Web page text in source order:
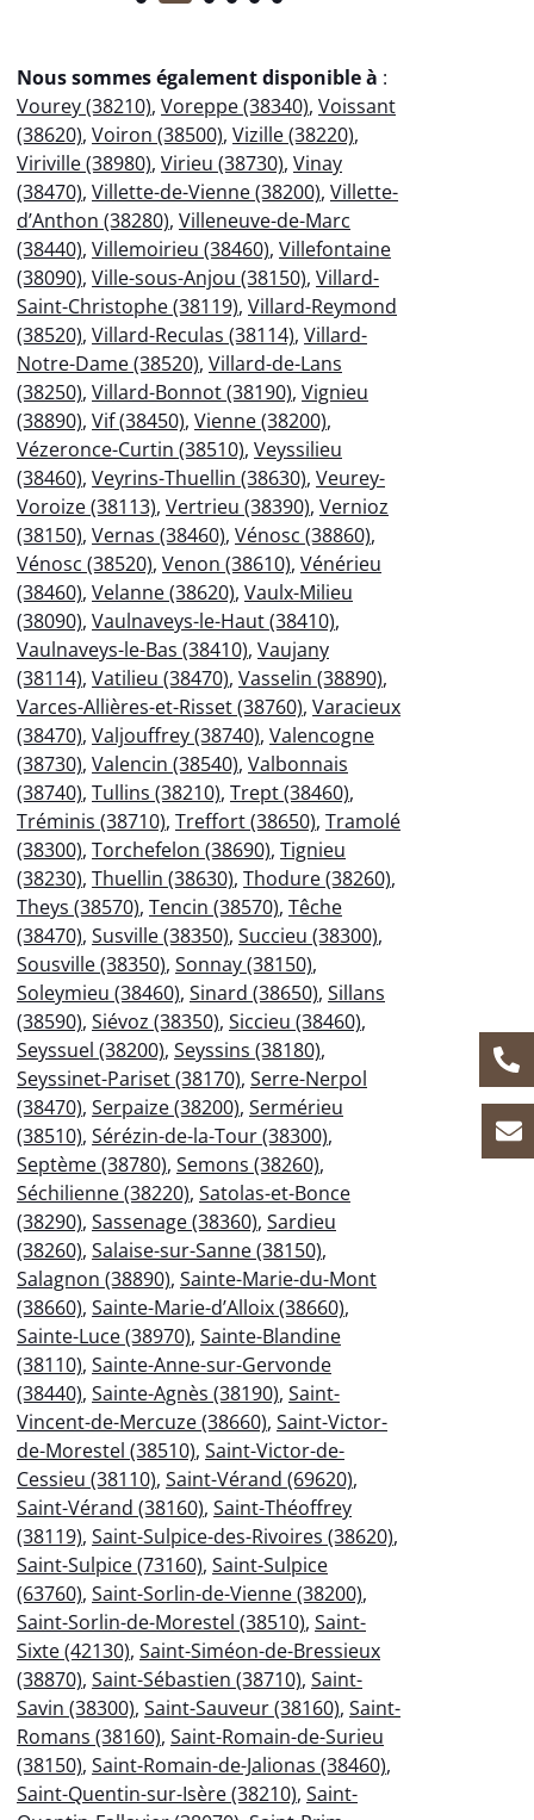
Nous sommes également disponible à :
Vourey (38210), Voreppe (38340), Voissant
(38620), Voiron (38500), Vizille (38220),
Viriville (38980), Virieu (38730), Vinay
(38470), Villette-de-Vienne (38200), Villette-
d’Anthon (38280), Villeneuve-de-Marc
(38440), Villemoirieu (38460), Villefontaine
(38090), Ville-sous-Anjou (38150), Villard-
Saint-Christophe (38119), Villard-Reymond
(38520), Villard-Reculas (38114), Villard-
Notre-Dame (38520), Villard-de-Lans
(38250), Villard-Bonnot (38190), Vignieu
(38890), Vif (38450), Vienne (38200),
Vézeronce-Curtin (38510), Veyssilieu
(38460), Veyrins-Thuellin (38630), Veurey-
Voroize (38113), Vertrieu (38390), Vernioz
(38150), Vernas (38460), Vénosc (38860),
Vénosc (38520), Venon (38610), Vénérieu
(38460), Velanne (38620), Vaulx-Milieu
(38090), Vaulnaveys-le-Haut (38410),
Vaulnaveys-le-Bas (38410), Vaujany
(38114), Vatilieu (38470), Vasselin (38890),
Varces-Allières-et-Risset (38760), Varacieux
(38470), Valjouffrey (38740), Valencogne
(38730), Valencin (38540), Valbonnais
(38740), Tullins (38210), Trept (38460),
Tréminis (38710), Treffort (38650), Tramolé
(38300), Torchefelon (38690), Tignieu
(38230), Thuellin (38630), Thodure (38260),
Theys (38570), Tencin (38570), Têche
(38470), Susville (38350), Succieu (38300),
Sousville (38350), Sonnay (38150),
Soleymieu (38460), Sinard (38650), Sillans
(38590), Siévoz (38350), Siccieu (38460),
Seyssuel (38200), Seyssins (38180),
Seyssinet-Pariset (38170), Serre-Nerpol
(38470), Serpaize (38200), Sermérieu
(38510), Sérézin-de-la-Tour (38300),
Septème (38780), Semons (38260),
Séchilienne (38220), Satolas-et-Bonce
(38290), Sassenage (38360), Sardieu
(38260), Salaise-sur-Sanne (38150),
Salagnon (38890), Sainte-Marie-du-Mont
(38660), Sainte-Marie-d’Alloix (38660),
Sainte-Luce (38970), Sainte-Blandine
(38110), Sainte-Anne-sur-Gervonde
(38440), Sainte-Agnès (38190), Saint-
Vincent-de-Mercuze (38660), Saint-Victor-
de-Morestel (38510), Saint-Victor-de-
Cessieu (38110), Saint-Vérand (69620),
Saint-Vérand (38160), Saint-Théoffrey
(38119), Saint-Sulpice-des-Rivoires (38620),
Saint-Sulpice (73160), Saint-Sulpice
(63760), Saint-Sorlin-de-Vienne (38200),
Saint-Sorlin-de-Morestel (38510), Saint-
Sixte (42130), Saint-Siméon-de-Bressieux
(38870), Saint-Sébastien (38710), Saint-
Savin (38300), Saint-Sauveur (38160), Saint-
Romans (38160), Saint-Romain-de-Surieu
(38150), Saint-Romain-de-Jalionas (38460),
Saint-Quentin-sur-Isère (38210), Saint-